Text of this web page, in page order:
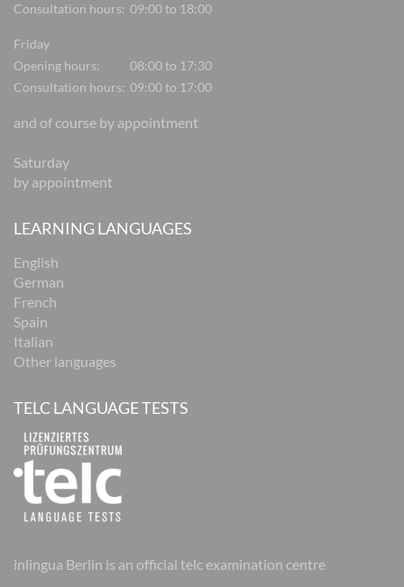
Consultation hours: 09:00 to 18:00
Friday
Opening hours:
08:00 to 17:30
Consultation hours: 09:00 to 17:00
and of course by appointment
Saturday
by appointment
LEARNING LANGUAGES
English
German
French
Spain
Italian
Other languages
TELC LANGUAGE TESTS
inlingua Berlin is an official telc examination centre